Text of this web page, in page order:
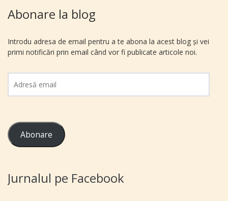
Abonare la blog
Introdu adresa de email pentru a te abona la acest blog și vei
primi notificări prin email când vor fi publicate articole noi.
email
Abonare
Jurnalul pe Facebook